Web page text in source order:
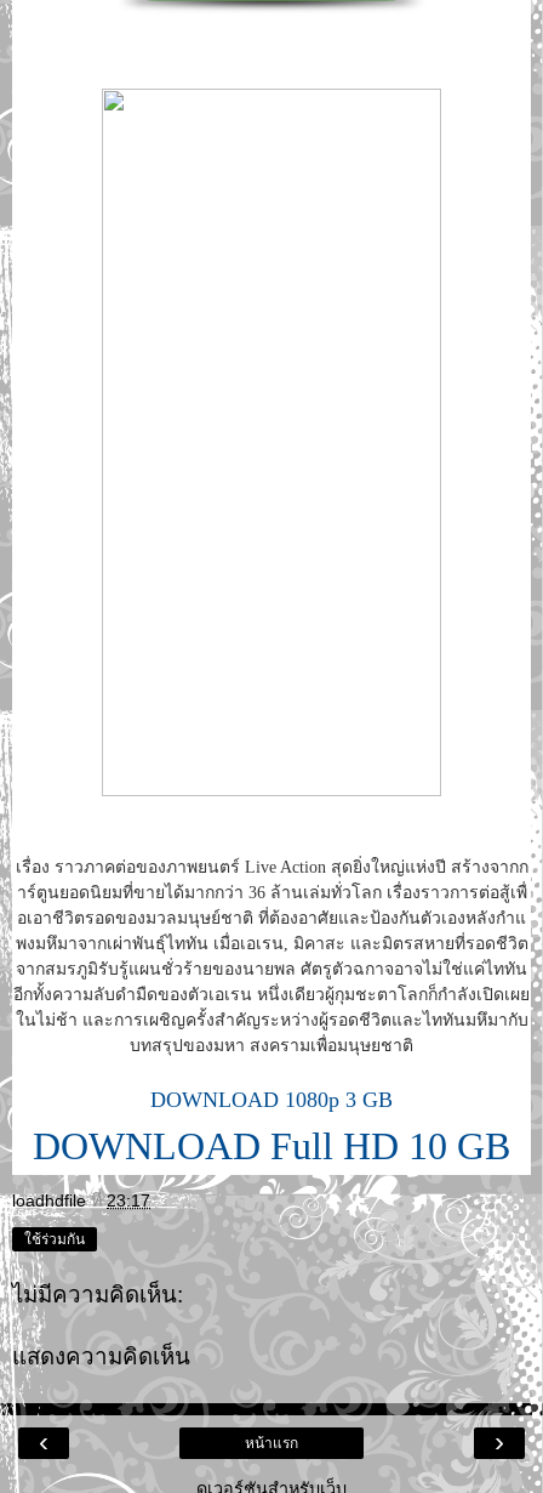
เรื่อง ราวภาคต่อของภาพยนตร์ Live Action สุดยิ่งใหญ่แห่งปี สร้างจากก
าร์ตูนยอดนิยมที่ขายได้มากกว่า 36 ล้านเล่มทั่วโลก เรื่องราวการต่อสู้เพื่
อเอาชีวิตรอดของมวลมนุษย์ชาติ ที่ต้องอาศัยและป้องกันตัวเองหลังกำแ
พงมหึมาจากเผ่าพันธุ์ไททัน เมื่อเอเรน, มิคาสะ และมิตรสหายที่รอดชีวิต
จากสมรภูมิรับรู้แผนชั่วร้ายของนายพล ศัตรูตัวฉกาจอาจไม่ใช่แค่ไททัน
อีกทั้งความลับดำมืดของตัวเอเรน หนึ่งเดียวผู้กุมชะตาโลกก็กำลังเปิดเผย
ในไม่ช้า และการเผชิญครั้งสำคัญระหว่างผู้รอดชีวิตและไททันมหึมากับ
บทสรุปของมหา สงครามเพื่อมนุษยชาติ
DOWNLOAD 1080p 3 GB
DOWNLOAD Full HD 10 GB
loadhdfile ที่23:17
ใช้ร่วมกัน
ไม่มีความคิดเห็น:
แสดงความคิดเห็น
‹ ›
หน้าแรก